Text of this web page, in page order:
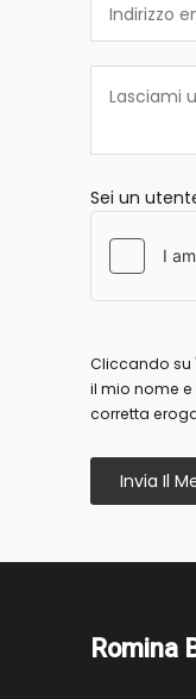
Sei un
Cliccando su
il mio nome
corretta
Invia Il
Romina